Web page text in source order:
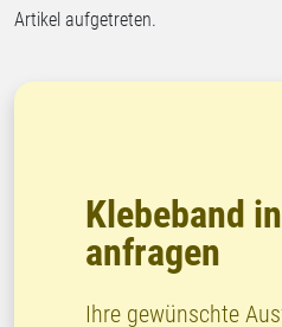
Artikel aufgetreten.
Klebeband
anfragen
Ihre gewünschte